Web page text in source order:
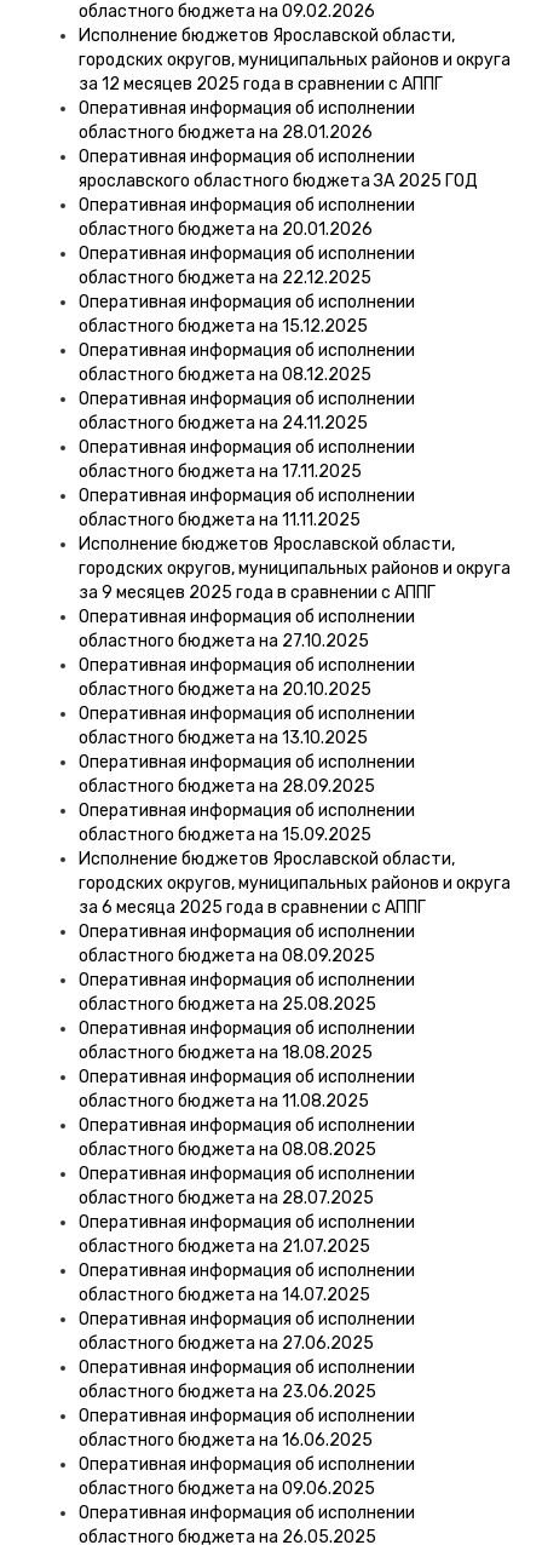
областного бюджета на 09.02.2026
Исполнение бюджетов Ярославской области,
городских округов, муниципальных районов и округа
за 12 месяцев 2025 года в сравнении с АППГ
Оперативная информация об исполнении
областного бюджета на 28.01.2026
Оперативная информация об исполнении
ярославского областного бюджета ЗА 2025 ГОД
Оперативная информация об исполнении
областного бюджета на 20.01.2026
Оперативная информация об исполнении
областного бюджета на 22.12.2025
Оперативная информация об исполнении
областного бюджета на 15.12.2025
Оперативная информация об исполнении
областного бюджета на 08.12.2025
Оперативная информация об исполнении
областного бюджета на 24.11.2025
Оперативная информация об исполнении
областного бюджета на 17.11.2025
Оперативная информация об исполнении
областного бюджета на 11.11.2025
Исполнение бюджетов Ярославской области,
городских округов, муниципальных районов и округа
за 9 месяцев 2025 года в сравнении с АППГ
Оперативная информация об исполнении
областного бюджета на 27.10.2025
Оперативная информация об исполнении
областного бюджета на 20.10.2025
Оперативная информация об исполнении
областного бюджета на 13.10.2025
Оперативная информация об исполнении
областного бюджета на 28.09.2025
Оперативная информация об исполнении
областного бюджета на 15.09.2025
Исполнение бюджетов Ярославской области,
городских округов, муниципальных районов и округа
за 6 месяца 2025 года в сравнении с АППГ
Оперативная информация об исполнении
областного бюджета на 08.09.2025
Оперативная информация об исполнении
областного бюджета на 25.08.2025
Оперативная информация об исполнении
областного бюджета на 18.08.2025
Оперативная информация об исполнении
областного бюджета на 11.08.2025
Оперативная информация об исполнении
областного бюджета на 08.08.2025
Оперативная информация об исполнении
областного бюджета на 28.07.2025
Оперативная информация об исполнении
областного бюджета на 21.07.2025
Оперативная информация об исполнении
областного бюджета на 14.07.2025
Оперативная информация об исполнении
областного бюджета на 27.06.2025
Оперативная информация об исполнении
областного бюджета на 23.06.2025
Оперативная информация об исполнении
областного бюджета на 16.06.2025
Оперативная информация об исполнении
областного бюджета на 09.06.2025
Оперативная информация об исполнении
областного бюджета на 26.05.2025